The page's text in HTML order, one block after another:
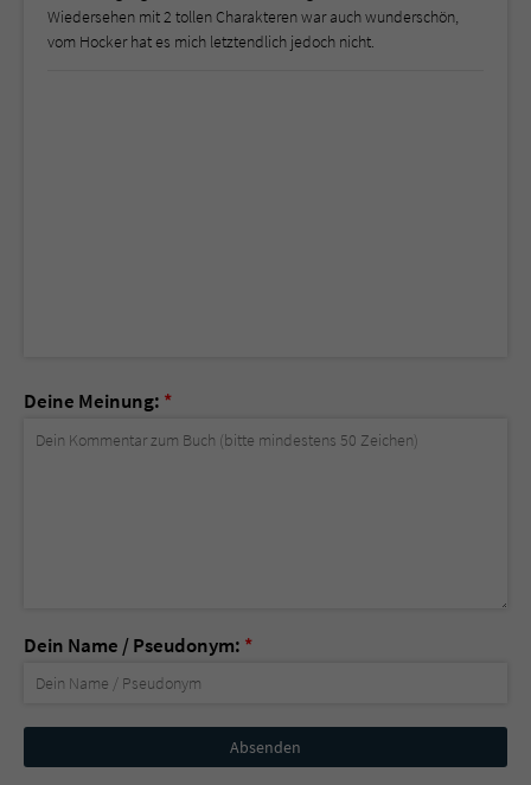
Wiedersehen mit 2 tollen Charakteren war auch wunderschön,
vom Hocker hat es mich letztendlich jedoch nicht.
Deine Meinung: *
Dein Name / Pseudonym: *
Nicht
ausfüllen!